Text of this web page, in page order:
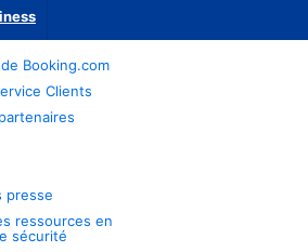
Booking.com
Clients
presse
ressources en
sécurité